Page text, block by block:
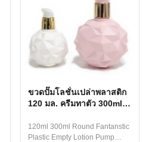
bussince . if you can...
ขวดปั๊มโลชั่นเปล่าพลาสติก
120 มล. ครีมทาตัว 300ml
120ml 300ml Round Fantanstic
Plastic Empty Lotion Pump